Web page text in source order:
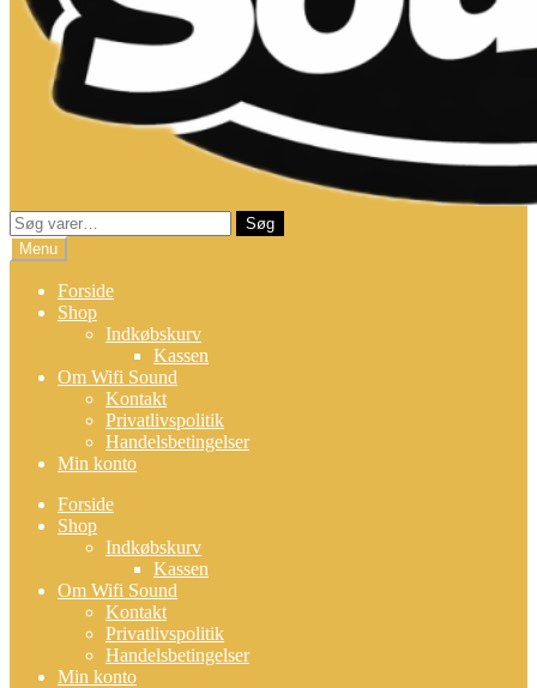
Søg
efter:
Søg
Menu
Forside
Shop
Indkøbskurv
Kassen
Om Wifi Sound
Kontakt
Privatlivspolitik
Handelsbetingelser
Min konto
Forside
Shop
Indkøbskurv
Kassen
Om Wifi Sound
Kontakt
Privatlivspolitik
Handelsbetingelser
Min konto